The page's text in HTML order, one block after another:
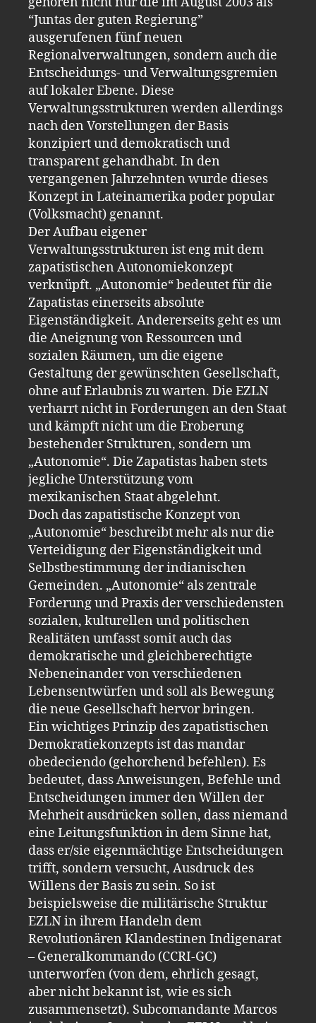
“Juntas der guten Regierung”
ausgerufenen fünf neuen
Regionalverwaltungen, sondern auch die
Entscheidungs- und Verwaltungsgremien
auf lokaler Ebene. Diese
Verwaltungsstrukturen werden allerdings
nach den Vorstellungen der Basis
konzipiert und demokratisch und
transparent gehandhabt. In den
vergangenen Jahrzehnten wurde dieses
Konzept in Lateinamerika poder popular
(Volksmacht) genannt.
Der Aufbau eigener
Verwaltungsstrukturen ist eng mit dem
zapatistischen Autonomiekonzept
verknüpft. „Autonomie“ bedeutet für die
Zapatistas einerseits absolute
Eigenständigkeit. Andererseits geht es um
die Aneignung von Ressourcen und
sozialen Räumen, um die eigene
Gestaltung der gewünschten Gesellschaft,
ohne auf Erlaubnis zu warten. Die EZLN
verharrt nicht in Forderungen an den Staat
und kämpft nicht um die Eroberung
bestehender Strukturen, sondern um
„Autonomie“. Die Zapatistas haben stets
jegliche Unterstützung vom
mexikanischen Staat abgelehnt.
Doch das zapatistische Konzept von
„Autonomie“ beschreibt mehr als nur die
Verteidigung der Eigenständigkeit und
Selbstbestimmung der indianischen
Gemeinden. „Autonomie“ als zentrale
Forderung und Praxis der verschiedensten
sozialen, kulturellen und politischen
Realitäten umfasst somit auch das
demokratische und gleichberechtigte
Nebeneinander von verschiedenen
Lebensentwürfen und soll als Bewegung
die neue Gesellschaft hervor bringen.
Ein wichtiges Prinzip des zapatistischen
Demokratiekonzepts ist das mandar
obedeciendo (gehorchend befehlen). Es
bedeutet, dass Anweisungen, Befehle und
Entscheidungen immer den Willen der
Mehrheit ausdrücken sollen, dass niemand
eine Leitungsfunktion in dem Sinne hat,
dass er/sie eigenmächtige Entscheidungen
trifft, sondern versucht, Ausdruck des
Willens der Basis zu sein. So ist
beispielsweise die militärische Struktur
EZLN in ihrem Handeln dem
Revolutionären Klandestinen Indigenarat
– Generalkommando (CCRI-GC)
unterworfen (von dem, ehrlich gesagt,
aber nicht bekannt ist, wie es sich
zusammensetzt). Subcomandante Marcos